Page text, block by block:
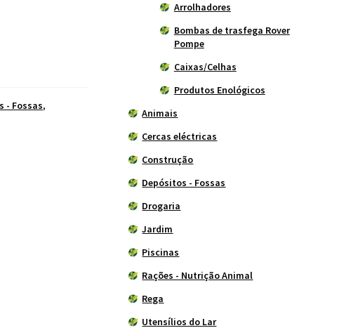
- Fossas,
Arrolhadores
Bombas de trasfega Rover
Pompe
Caixas/Celhas
Produtos Enológicos
Animais
Cercas eléctricas
Construção
Depósitos - Fossas
Drogaria
Jardim
Piscinas
Rações - Nutrição Animal
Rega
Utensílios do Lar